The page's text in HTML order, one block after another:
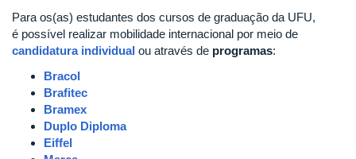
Para os(as) estudantes dos cursos de graduação da UFU,
é possível realizar mobilidade internacional por meio de
candidatura individual ou através de programas:
Bracol
Brafitec
Bramex
Duplo Diploma
Eiffel